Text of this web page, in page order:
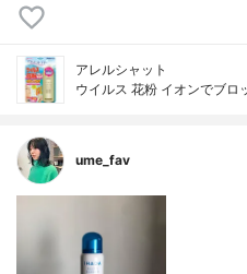
アレルシャット
ウイルス 花粉 イオンでブロ
ume_fav